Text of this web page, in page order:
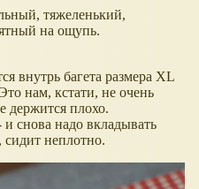
тяжеленький,
на ощупь.
внутрь багета размера XL
нам, кстати, не очень
держится плохо.
снова надо вкладывать
сидит неплотно.